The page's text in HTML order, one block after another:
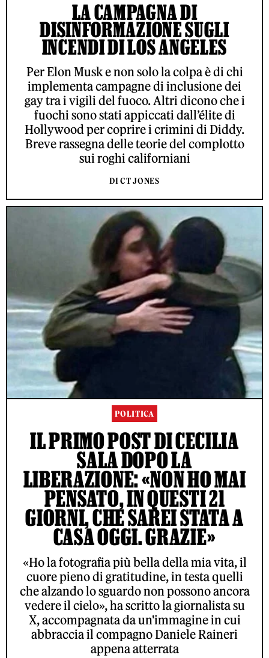
LA CAMPAGNA DI
DISINFORMAZIONE SUGLI
INCENDI DI LOS ANGELES
Per Elon Musk e non solo la colpa è di chi
implementa campagne di inclusione dei
gay tra i vigili del fuoco. Altri dicono che i
fuochi sono stati appiccati dall’élite di
Hollywood per coprire i crimini di Diddy.
Breve rassegna delle teorie del complotto
sui roghi californiani
DI CT JONES
POLITICA
IL PRIMO POST DI CECILIA
SALA DOPO LA
LIBERAZIONE: «NON HO MAI
PENSATO, IN QUESTI 21
GIORNI, CHE SAREI STATA A
CASA OGGI. GRAZIE»
«Ho la fotografia più bella della mia vita, il
cuore pieno di gratitudine, in testa quelli
che alzando lo sguardo non possono ancora
vedere il cielo», ha scritto la giornalista su
X, accompagnata da un'immagine in cui
abbraccia il compagno Daniele Raineri
appena atterrata